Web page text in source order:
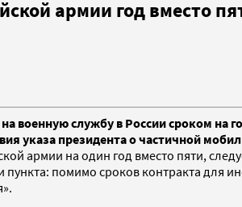
армии год вместо
службу в России сроком на
указа президента о частичной
армии на один год вместо пяти,
помимо сроков контракта для